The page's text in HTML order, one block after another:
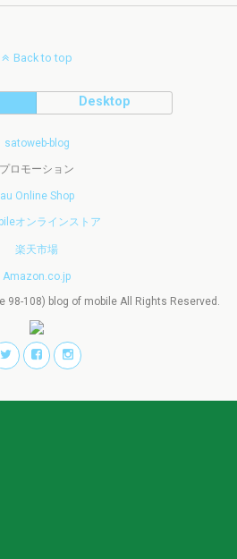
Back to top
Desktop
satoweb-blog
プロモーション
au Online Shop
オンラインストア
楽天市場
Amazon.co.jp
98-108) blog of mobile All Rights Reserved.